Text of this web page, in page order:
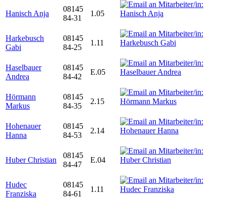
Hanisch Anja
08145
84-31
1.05
Harkebusch
Gabi
08145
84-25
1.11
Haselbauer
Andrea
08145
84-42
E.05
Hörmann
Markus
08145
84-35
2.15
Hohenauer
Hanna
08145
84-53
2.14
Huber Christian
08145
84-47
E.04
Hudec
Franziska
08145
84-61
1.11